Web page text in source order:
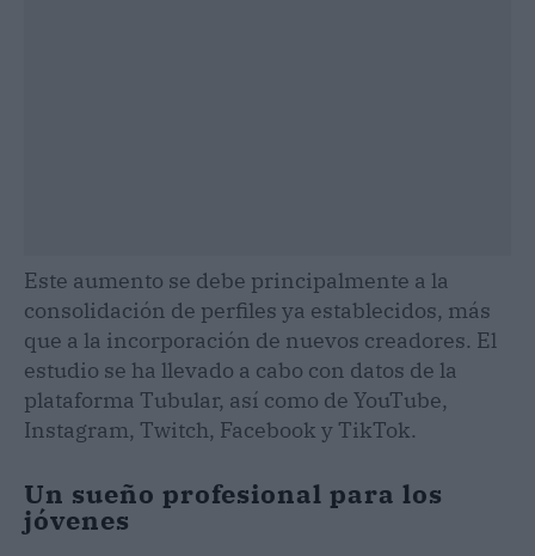
Este aumento se debe principalmente a la
consolidación de perfiles ya establecidos, más
que a la incorporación de nuevos creadores. El
estudio se ha llevado a cabo con datos de la
plataforma Tubular, así como de YouTube,
Instagram, Twitch, Facebook y TikTok.
Un sueño profesional para los
jóvenes